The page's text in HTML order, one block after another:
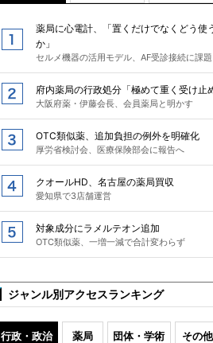
薬局に心電計、「置くだけでなくどう使
か」
セルメ機器の活用モデル、AF受診接続に課題
府内薬局の行政処分「極めて重く受け止
大阪府薬・伊藤会長、会員薬局と明かす
OTC類似薬、追加負担の例外を明確化
厚労省検討会、医療保険部会に報告へ
クオールHD、名古屋の薬局買収
愛知県で3店舗運営
対象成分にラメルテオン追加
OTC類似薬、一増一減で合計変わらず
ジャンル別アクセスランキング
行政・政治 薬局 団体・学術 その他